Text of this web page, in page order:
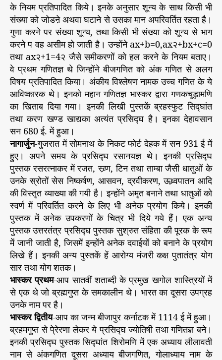
कों
के
बा
रे
में
-
2
के नियम प्रतिपादित किये। इनके अनुसार शून्य के साथ किसी भी
संख्या को जोडऩे अथवा घटाने से उसका मान अपरिवर्तित रहता है।
गुणा करने पर संख्या शून्य, तथा किसी भी संख्या को शून्य से भाग
करने प वह असीम हो जाती है। उन्होंने ax+b=0,ax२+bx+c=0
तथा ax२+1=4२ जैसे समीकरणों को हल करने के नियम बताए।
वे प्रथम गणितज्ञ थे जिन्होंने बीजगणित को अंक गणित से अलग
विषय प्रतिपादित किया। अंकीय विश्लेषण नामक उच्च गणित के ये
आविष्कारक थे। इनको महान गणितज्ञ भास्कर द्वारा गणकचूड़ामणि
का खिताब दिया गया। इनकी लिखी पुस्तकें ब्रहस्फुट सिद्घांत
तथा करण खण्ड खाद्यका अत्यंत प्रसिद्घ है। इनका देहावसान
सन 680 ई. में हुआ।
नागार्जुन-गुजरात में सोमनाथ के निकट फोर्ट देहक में सन 931 ई में
हुए। अपने समय के प्रसिद्घ रसानयज्ञ थे। इनकी प्रसिद्घ
पुस्तक रसरत्नाकर में रजत, स्व्र्ण, टिन तथा ताम्बा जैसी धातुओं के
उनके स्रोतों सेस निष्कर्षण, आसवन, द्रवीकरण, ऊध्र्वपातन आदि
की विस्तृत व्याख्या की गयी है। इन्होंने अमृत बनाने तथा धातुओं को
स्वर्ण में परिवर्तित करने के लिए भी अनेक प्रयोग किये। इनकी
पुस्तक में अनेक उपकरणों के चित्र भी दिये गये हैं। एक अन्य
पुस्तक उत्तरतंत्र प्रसिद्घ पुस्तक सुश्रुत संहिता की पूरक के रूप
में जानी जाती है, जिसमें इन्होंने अनेक दवाईयों को बनाने के प्रयोग
लिखे हैं। इनकी अन्य पुस्तकें हें आरोग्य मंजरी कक्ष पुतातंत्र योग
सार तथा योग शतक।
भास्कर प्रथम-आप सातवीं शताब्दी के प्रमुख खगोल शास्त्रियों में
से एक थे जो ब्रह्मगुप्त के समकालीन थे। भारत का दूसरा उपग्रह
उनके नाम पर है।
भास्कर द्वितीय-आप का जन्म बीजापुर कर्नाटक में 1114 ई में हुआ।
ब्रहमगुप्त से पे्रेरणा लेकर ये प्रसिद्घ ज्योतिषी तथा गणितज्ञ बने।
इनकी प्रसिद्घ पुस्तक सिद्घांत शिरोमणि में एक अध्याय लीलावती
नाम से अंकगणित दूसरा अध्याय बीजगणित, गोलाध्याय नाम के